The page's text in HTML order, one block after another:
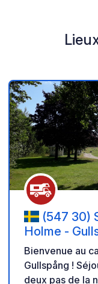
favoris
(547 30)
Holme -
Bienvenue au
Gullspång ! Séjournez au Göta Holme, à
deux pas de la